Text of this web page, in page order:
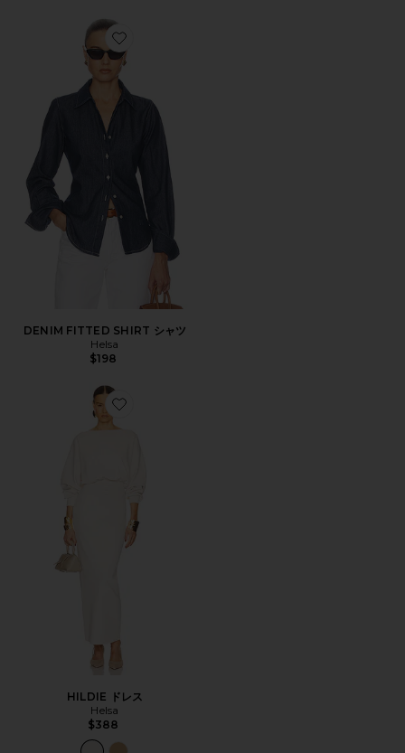
Favorite DENIM FITTED SHIRT シャツ
DENIM FITTED SHIRT シャツ
Helsa
$198
Favorite HILDIE ドレス
HILDIE ドレス
Helsa
$388